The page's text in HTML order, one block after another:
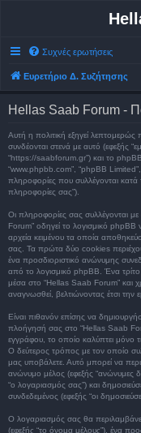
Συχνές ερωτήσεις
Ευρετήριο Δ. Συζήτησης
Hellas Saab Forum -
Αυτή η πολιτική εξηγεί λεπτομερώς
συνδέονται στενά με αυτό (εφεξής
“https://saabforum.gr”) και το phpBB
“www.phpbb.com”, “phpBB
πληροφορίες που συλλέγονται κατά
πληροφορίες σας”).
Οι πληροφορίες σας συλλέγονται
Forum” οδηγεί το λογισμικό phpBB
αρχεία κειμένου τα οποία
σας. Τα πρώτα δύο cookies
ένα προσδιοριστικό ανώνυμης
από το λογισμικό phpBB. Ένα
μέσα στο “Hellas Saab Forum” και
αναγνωσθεί, βελτιώνοντας έτσι την
Είναι πιθανόν επίσης να
πλοήγησή σας στο “Hellas Saab
εγγράφου, το οποίο καλύπτει μόνο
Ο δεύτερος τρόπος με τον οποίο
μας υποβάλετε. Αυτό μπορεί να
ανώνυμο μέλος (εφεξής “ανώνυμες
“ο λογαριασμός σας”) και
συνδεδεμένος (εφεξής “οι
Ο λογαριασμός σας θα
(εφεξής “το όνομα μέλους”), ένα